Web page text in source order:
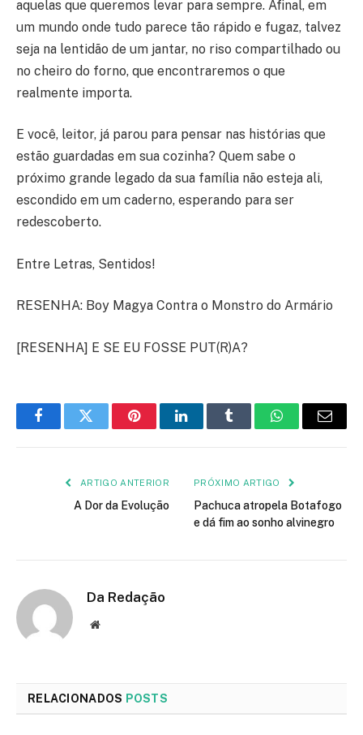
aquelas que queremos levar para sempre. Afinal, em
um mundo onde tudo parece tão rápido e fugaz, talvez
seja na lentidão de um jantar, no riso compartilhado ou
no cheiro do forno, que encontraremos o que
realmente importa.
E você, leitor, já parou para pensar nas histórias que
estão guardadas em sua cozinha? Quem sabe o
próximo grande legado da sua família não esteja ali,
escondido em um caderno, esperando para ser
redescoberto.
Entre Letras, Sentidos!
RESENHA: Boy Magya Contra o Monstro do Armário
[RESENHA] E SE EU FOSSE PUT(R)A?
FacebookTwitter PinterestLinkedInTumblr WhatsApp
E-
ARTIGO ANTERIOR
A Dor da Evolução
PRÓXIMO ARTIGO
Pachuca atropela Botafogo
e dá fim ao sonho alvinegro
Da Redação
Site
RELACIONADOS POSTS